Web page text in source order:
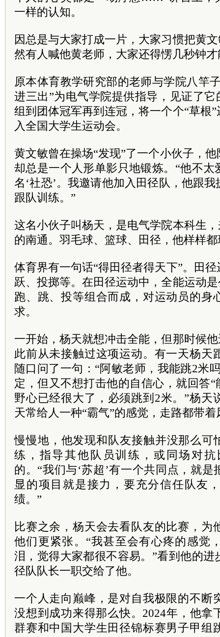
一样的认知。
因总是与大家打成一片，大家习惯把黄
然有人喊他黄老师，大家还得愣几秒钟
原本体育教学研究部的老师与学院八竿
进三出”为电气学院提供指导，见证了
组到团体冠军再到连冠，将一个个“草根
入全国大学生运动会。
黄文敏曾在操场“发现”了一个小伙子，
却总是一个人形单影只地锻炼。“他不
名‘社恐’。我邀请他加入田径队，他跟
跟队训练。”
这名小伙子叫杨天，是电气学院本科生
的南通。羽毛球、篮球、田径，他样样
体育界有一句话“得田径者得天下”。田
跃、投掷等。在田径运动中，全能运动
跑、跳、投等组合而成，对运动员的身
求。
一开始，杨天就想冲击全能，但那时候
此前从未接触过这项运动。有一天杨天
随口问了一句：“阿敏老师，我能跳2米
定，但又不想打击他的自信心，就回答“
野心已经很大了，必须跳到2米。”杨天
天常给人一种“霸气”的感觉，走路都带着
慢慢地，他发现和队友接触并没那么可
练，指导其他队员训练，或同场对
的。“我们与‘苏超’有一个共同点，就
显的项目就是接力，要充分信任队友
绩。”
比赛之余，杨天会去看队友的比赛，为
他们更紧张。“我甚至会有心疼的感觉
泪，觉得大家都很不容易。”看到他的
径队队长一职交给了他。
一个人走向巅峰，是对自我极限的不断
没想到成功来得那么快。2024年，他拿
群赛和中国大学生田径锦标赛男子甲组